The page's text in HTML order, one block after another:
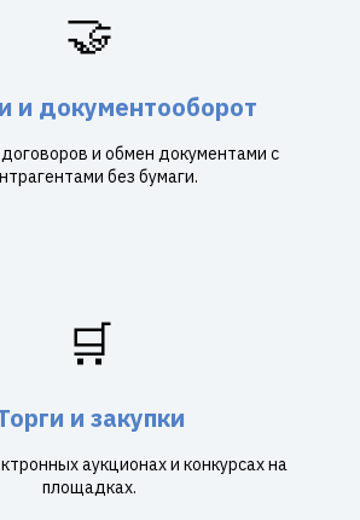
🤝
и документооборот
и обмен документами с
без бумаги.
🛒
и закупки
аукционах и конкурсах на
площадках.